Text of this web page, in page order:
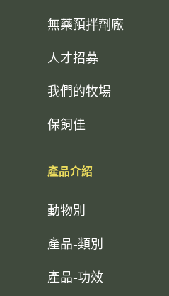
無藥預拌劑廠
人才招募
我們的牧場
保飼佳
產品介紹
動物別
產品-類別
產品-功效